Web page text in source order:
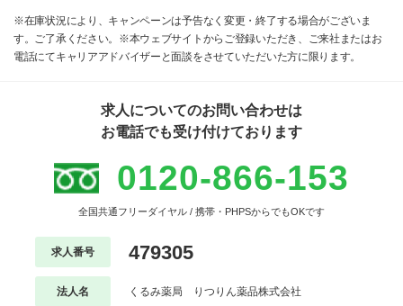
※在庫状況により、キャンペーンは予告なく変更・終了する場合がございま
す。ご了承ください。※本ウェブサイトからご登録いただき、ご来社またはお
電話にてキャリアアドバイザーと面談をさせていただいた方に限ります。
求人についてのお問い合わせは
お電話でも受け付けております
0120-866-153
全国共通フリーダイヤル / 携帯・PHPSからでもOKです
求人番号 479305
法人名 くるみ薬局 りつりん薬品株式会社